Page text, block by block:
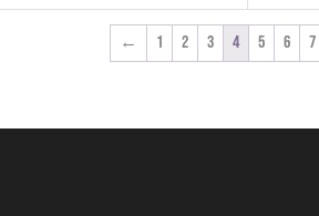
帯:
¥8,800
← 1 2 3 4 5 6 7